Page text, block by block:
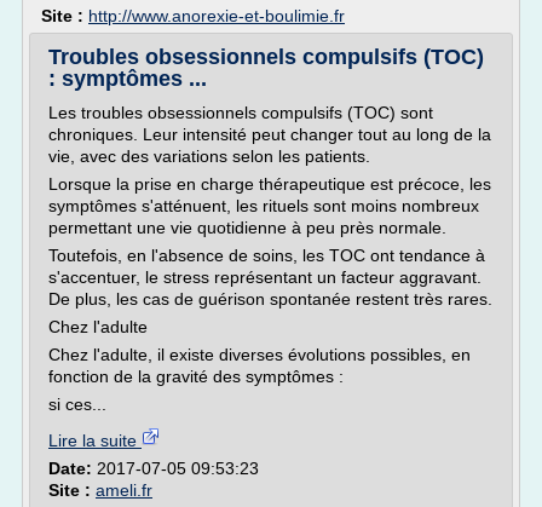
Site : http://www.anorexie-et-boulimie.fr
Troubles obsessionnels compulsifs (TOC)
: symptômes ...
Les troubles obsessionnels compulsifs (TOC) sont
chroniques. Leur intensité peut changer tout au long de la
vie, avec des variations selon les patients.
Lorsque la prise en charge thérapeutique est précoce, les
symptômes s'atténuent, les rituels sont moins nombreux
permettant une vie quotidienne à peu près normale.
Toutefois, en l'absence de soins, les TOC ont tendance à
s'accentuer, le stress représentant un facteur aggravant.
De plus, les cas de guérison spontanée restent très rares.
Chez l'adulte
Chez l'adulte, il existe diverses évolutions possibles, en
fonction de la gravité des symptômes :
si ces...
Lire la suite
Date: 2017-07-05 09:53:23
Site : ameli.fr